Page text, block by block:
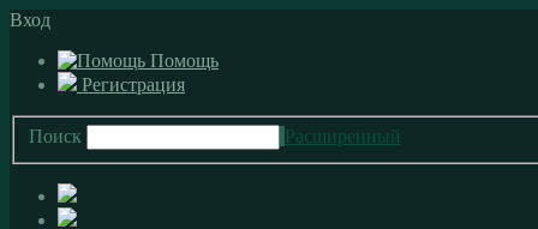
Вход
Помощь
Регистрация
Поиск Расширенный